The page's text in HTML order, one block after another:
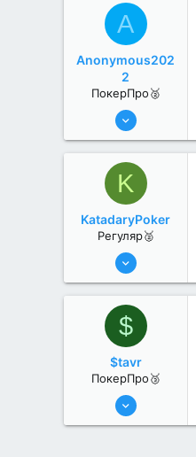
A
Anonymous202
2
ПокерПро🥈
13 Июн 2022
2
K
KatadaryPoker
Регуляр🥈
19 Июл 2022
0
$
$tavr
ПокерПро🥉
6 Июн 2022